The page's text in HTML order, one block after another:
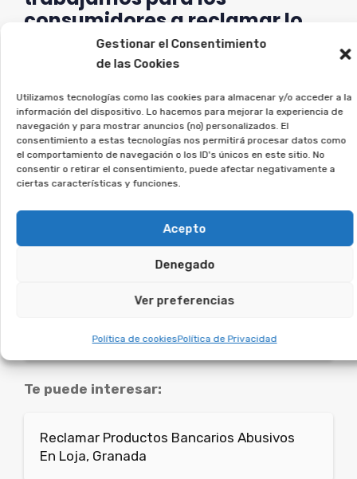
Gestionar el Consentimiento
de las Cookies
Utilizamos tecnologías como las cookies para almacenar y/o acceder a la
información del dispositivo. Lo hacemos para mejorar la experiencia de
navegación y para mostrar anuncios (no) personalizados. El
consentimiento a estas tecnologías nos permitirá procesar datos como
el comportamiento de navegación o los ID's únicos en este sitio. No
consentir o retirar el consentimiento, puede afectar negativamente a
ciertas características y funciones.
Acepto
Denegado
Ver preferencias
Política de cookiesPolítica de Privacidad
consumidores a reclamar lo
que les corresponde.
analizaremos tu caso.
Te puede interesar:
En Almonte, Huelva
Te puede interesar:
En Palma del Río, Córdoba
Te puede interesar:
Reclamar Productos Bancarios Abusivos
En Loja, Granada